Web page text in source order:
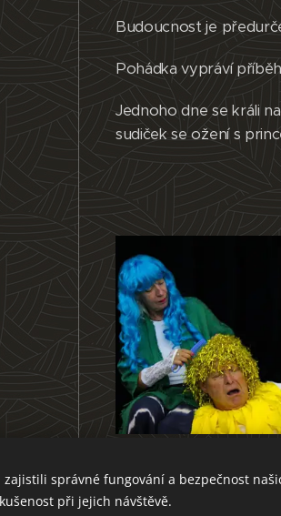
Budoucnost je
Pohádka vypráví
Jednoho dne se králi
sudiček se ožení s
zajistili správné fungování a bezpečnost
při jejich návštěvě.